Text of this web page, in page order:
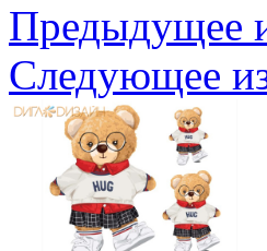
Предыдущее
Следующее